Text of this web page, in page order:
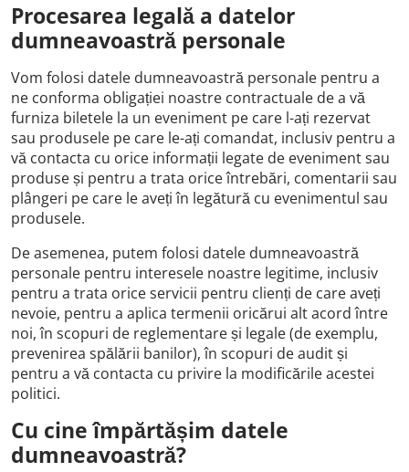
Procesarea legală a datelor
dumneavoastră personale
Vom folosi datele dumneavoastră personale pentru a
ne conforma obligației noastre contractuale de a vă
furniza biletele la un eveniment pe care l-ați rezervat
sau produsele pe care le-ați comandat, inclusiv pentru a
vă contacta cu orice informații legate de eveniment sau
produse și pentru a trata orice întrebări, comentarii sau
plângeri pe care le aveți în legătură cu evenimentul sau
produsele.
De asemenea, putem folosi datele dumneavoastră
personale pentru interesele noastre legitime, inclusiv
pentru a trata orice servicii pentru clienți de care aveți
nevoie, pentru a aplica termenii oricărui alt acord între
noi, în scopuri de reglementare și legale (de exemplu,
prevenirea spălării banilor), în scopuri de audit și
pentru a vă contacta cu privire la modificările acestei
politici.
Cu cine împărtășim datele
dumneavoastră?